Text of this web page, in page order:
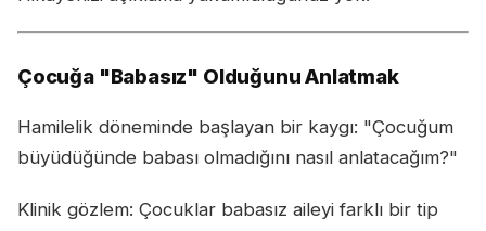
Çocuğa "Babasız" Olduğunu Anlatmak
Hamilelik döneminde başlayan bir kaygı: "Çocuğum
büyüdüğünde babası olmadığını nasıl anlatacağım?"
Klinik gözlem: Çocuklar babasız aileyi farklı bir tip